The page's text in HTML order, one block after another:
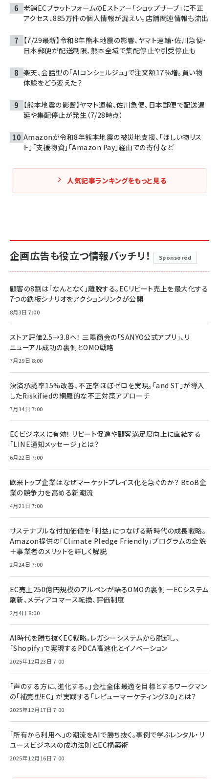
老舗ECプラットフォームのEストアー「ショップサーブ」に不正
アクセス、885万件の個人情報が漏えい。店舗関連情報も流出
【7/29最新】令和8年熊本地震の影響、ヤマト運輸・佐川急便・
日本郵便が配送制限、熊本全域で集配停止や引受停止も
楽天、会話型の「AIコンシェルジュ」で注文額17％増。買い物
体験をどう変えた？
【熊本地震の影響】ヤマト運輸、佐川急便、日本郵便で配送遅
延や集配停止が発生（7/28時点）
Amazonが令和8年熊本地震の被災地支援、「ほしい物リス
ト」「支援物資」「Amazon Pay」経由での寄付など
人気記事ランキングをもっと見る
企画広告も役立つ情報バッチリ！ Sponsored
顧客の8割は「なんとなく」離脱する。ECリピート売上を最大化する
7つの鉄板シナリオをアクションリンクが公開
8月3日 7:00
ストア評価2.5→3.8へ！ 三陽商会の「SANYO公式アプリ」、リ
ニューアル成功の裏側とOMO戦略
7月29日 8:00
決済承認率15%改善、不正率ほぼゼロを実現。「and ST」が導入
したRiskifiedの網羅的な不正対策アプローチ
7月14日 7:00
ECビジネスに有効！ リピート促進や顧客満足度向上に直結する
「LINE通知メッセージ」とは？
6月22日 7:00
欧米トップ企業はなぜマーケットプレイス化を急ぐのか？ BtoB企
業の競争力を高める新潮流
4月21日 7:00
サステナブルな付加価値を「利益」につなげる新時代の成長戦略。
Amazon提供の「Climate Pledge Friendly」プログラムの全貌
＋事業者のメリットを詳しく解説
2月24日 7:00
EC売上250億円規模のアルペンが語るOMOの裏側 ―ECシステム
刷新、メディアコマース転換、評価制度
2月4日 8:00
AI時代を勝ち抜くEC戦略。レガシーシステムから脱却し、
「Shopify」で実現するPDCA高速化とイノベーション
2025年12月23日 7:00
「声のする方に、進化する。」会社全体最適を目標とするワークマン
の「補完型EC」 が実践する「レビューマーケティング3.0」とは？
2025年12月17日 7:00
「所有から利用へ」の潮流をAIで勝ち抜く。事例で学ぶレンタル・リ
ユースビジネスの成功法則とEC構築術
2025年12月16日 7:00